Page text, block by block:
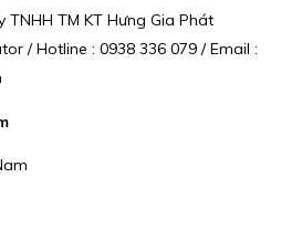
TM KT Hưng Gia Phát
/ Hotline : 0938 336 079 / Email :